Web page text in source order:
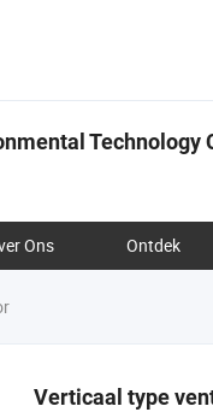
Technology
Ons Ontdek
Verticaal type